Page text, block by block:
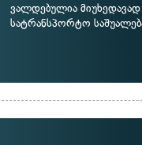
ვალდებულია
სატრანსპორტო